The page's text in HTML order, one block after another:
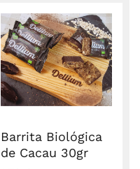
Barrita Biológica
de Cacau 30gr